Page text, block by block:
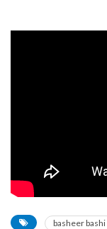
basheer bashi